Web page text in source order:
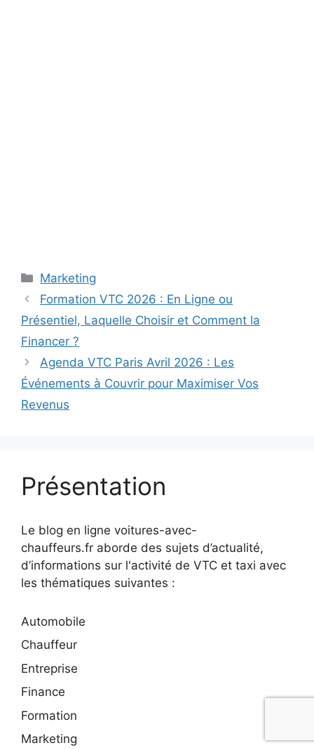
Catégories
Marketing
Formation VTC 2026 : En Ligne ou
Présentiel, Laquelle Choisir et Comment la
Financer ?
Agenda VTC Paris Avril 2026 : Les
Événements à Couvrir pour Maximiser Vos
Revenus
Présentation
Le blog en ligne voitures-avec-
chauffeurs.fr aborde des sujets d’actualité,
d’informations sur l'activité de VTC et taxi avec
les thématiques suivantes :
Automobile
Chauffeur
Entreprise
Finance
Formation
Marketing